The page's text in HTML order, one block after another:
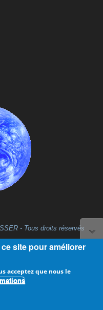
- Tous droits réservés
site pour améliorer
acceptez que nous le